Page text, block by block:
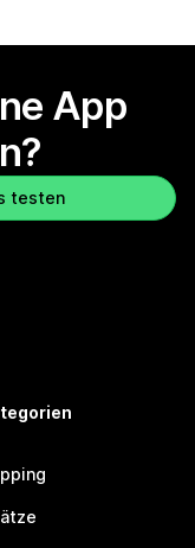
App
testen